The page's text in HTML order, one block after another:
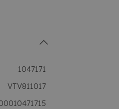
1047171
VTV811017